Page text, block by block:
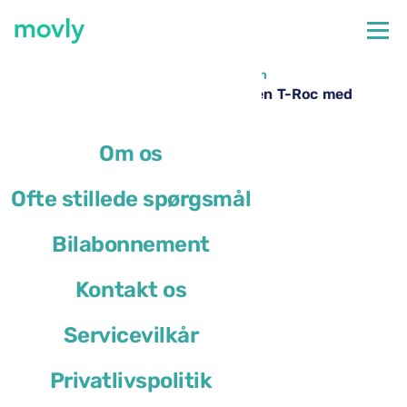
Om os
Ofte stillede spørgsmål
Bilabonnement
Kontakt os
Servicevilkår
Privatlivspolitik
Alle tilgængelige biler i Napoli Lufthavn
Billeje i Napoli Lufthavn – Volkswagen T-Roc med